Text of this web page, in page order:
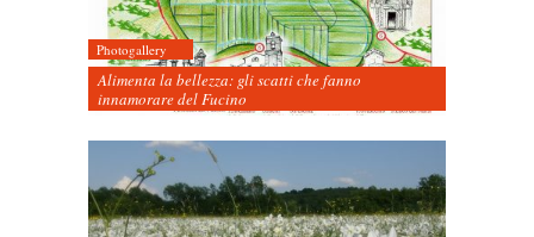
Photogallery
Alimenta la bellezza: gli scatti che fanno
innamorare del Fucino